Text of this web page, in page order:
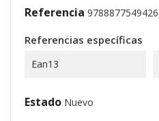
Referencia 9788877549426
Referencias específicas
Ean13
Estado Nuevo